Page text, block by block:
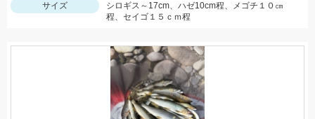
サイズ
シロギス～17cm、ハゼ10cm程、メゴチ１０㎝
程、セイゴ１５ｃｍ程